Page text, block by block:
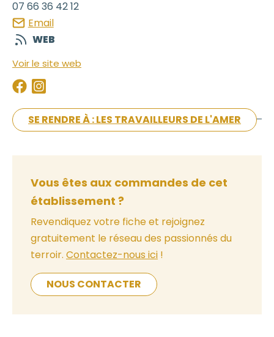
07 66 36 42 12
Email
WEB
Voir le site web
SE RENDRE À : LES TRAVAILLEURS DE L'AMER
Vous êtes aux commandes de cet
établissement ?
Revendiquez votre fiche et rejoignez
gratuitement le réseau des passionnés du
terroir. Contactez-nous ici !
NOUS CONTACTER